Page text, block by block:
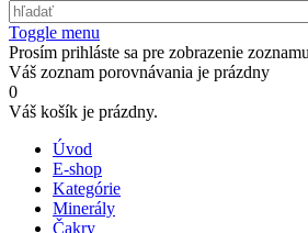
Toggle menu
Prosím prihláste sa pre zobrazenie
Váš zoznam porovnávania je prázdny
0
Váš košík je prázdny.
Úvod
E-shop
Kategórie
Minerály
Čakry